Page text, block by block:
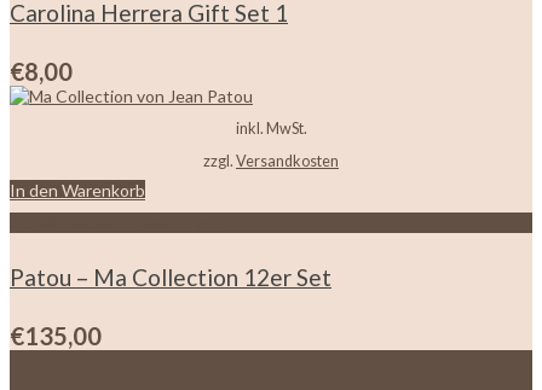
Carolina Herrera Gift Set 1
€8,00
inkl. MwSt.
zzgl. Versandkosten
In den Warenkorb
Patou – Ma Collection 12er Set
€135,00